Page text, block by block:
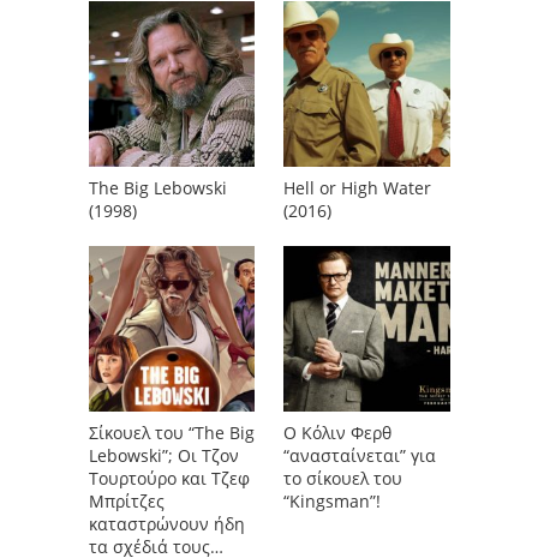
The Big Lebowski
(1998)
Hell or High Water
(2016)
Σίκουελ του “The Big
Lebowski”; Οι Τζον
Τουρτούρο και Τζεφ
Μπρίτζες
καταστρώνουν ήδη
τα σχέδιά τους…
Ο Κόλιν Φερθ
“ανασταίνεται” για
το σίκουελ του
“Kingsman”!